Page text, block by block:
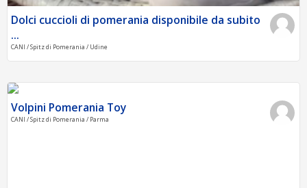
Dolci cuccioli di pomerania disponibile da subito
...
CANI / Spitz di Pomerania / Udine
Volpini Pomerania Toy
CANI / Spitz di Pomerania / Parma